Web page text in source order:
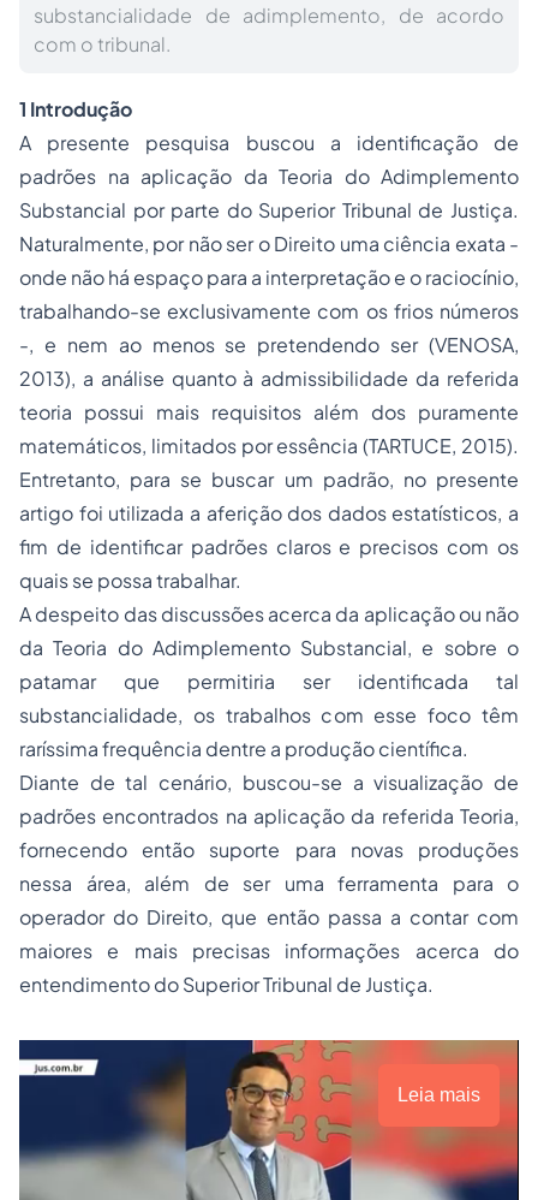
substancialidade de adimplemento, de acordo
com o tribunal.
1 Introdução
A presente pesquisa buscou a identificação de
padrões na aplicação da Teoria do Adimplemento
Substancial por parte do Superior Tribunal de Justiça.
Naturalmente, por não ser o Direito uma ciência exata -
onde não há espaço para a interpretação e o raciocínio,
trabalhando-se exclusivamente com os frios números
-, e nem ao menos se pretendendo ser (VENOSA,
2013), a análise quanto à admissibilidade da referida
teoria possui mais requisitos além dos puramente
matemáticos, limitados por essência (TARTUCE, 2015).
Entretanto, para se buscar um padrão, no presente
artigo foi utilizada a aferição dos dados estatísticos, a
fim de identificar padrões claros e precisos com os
quais se possa trabalhar.
A despeito das discussões acerca da aplicação ou não
da Teoria do Adimplemento Substancial, e sobre o
patamar que permitiria ser identificada tal
substancialidade, os trabalhos com esse foco têm
raríssima frequência dentre a produção científica.
Diante de tal cenário, buscou-se a visualização de
padrões encontrados na aplicação da referida Teoria,
fornecendo então suporte para novas produções
nessa área, além de ser uma ferramenta para o
operador do Direito, que então passa a contar com
maiores e mais precisas informações acerca do
entendimento do Superior Tribunal de Justiça.
Leia mais